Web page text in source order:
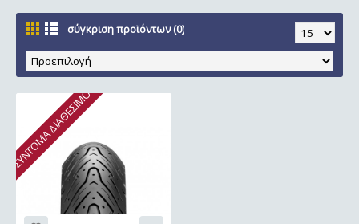
σύγκριση προϊόντων (0)
ΣΥΝΤΟΜΑ ΔΙΑΘΕΣΙΜΟ